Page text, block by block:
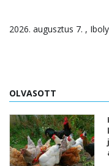
2026. augusztus 7. ,
OLVASOTT